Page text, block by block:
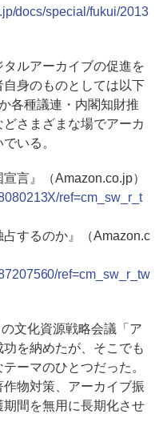
docs/special/fukui/2013
ルアーカイブの促進を
身のものとしては以下
各種議連・内閣知財推
さまざまな場でアーカ
いる。
言』（Amazon.co.jp）
ref=cm_sw_r_t
するのか』（Amazon.c
ref=cm_sw_r_tw
文化資源戦略会議「ア
を納めたが、そこでも
ーマのひとつだった。
物対策、アーカイブ振
間を無用に長期化させ